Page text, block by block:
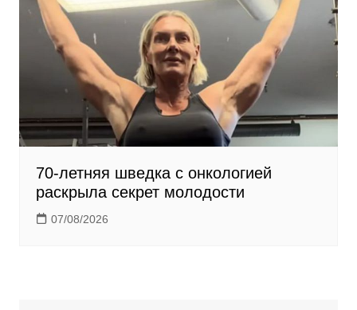
70-летняя шведка с онкологией
раскрыла секрет молодости
07/08/2026